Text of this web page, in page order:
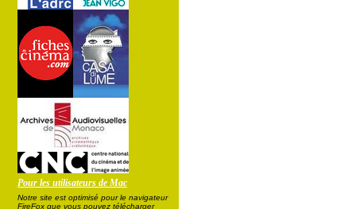
Pour les utilisateurs de Mac
Notre site est optimisé pour le navigateur
FireFox que vous pouvez télécharger